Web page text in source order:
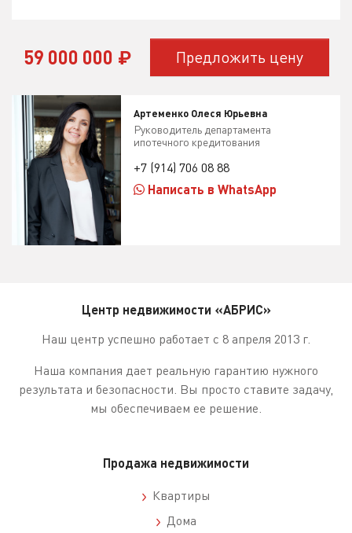
59 000 000 ₽ Предложить цену
Артеменко Олеся Юрьевна
Руководитель департамента
ипотечного кредитования
+7 (914) 706 08 88
Написать в WhatsApp
Центр недвижимости «АБРИС»
Наш центр успешно работает с 8 апреля 2013 г.
Наша компания дает реальную гарантию нужного
результата и безопасности. Вы просто ставите задачу,
мы обеспечиваем ее решение.
Продажа недвижимости
Квартиры
Дома